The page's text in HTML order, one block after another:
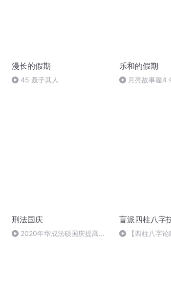
漫长的假期
45 聂子其人
乐和的假期
月亮故事屋4
刑法国庆
2020年华成法硕国庆提高班
盲派四柱八字
【四柱八字